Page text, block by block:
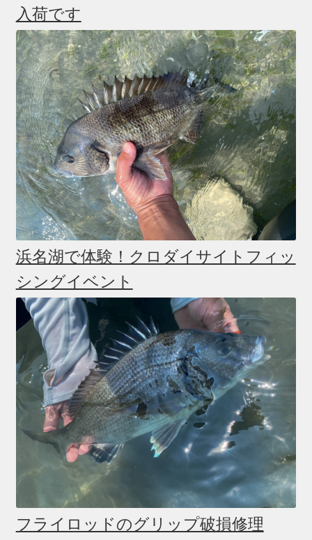
入荷です
浜名湖で体験！クロダイサイトフィッ
シングイベント
フライロッドのグリップ破損修理